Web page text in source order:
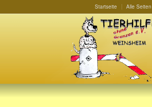
Startseite Alle Seiten